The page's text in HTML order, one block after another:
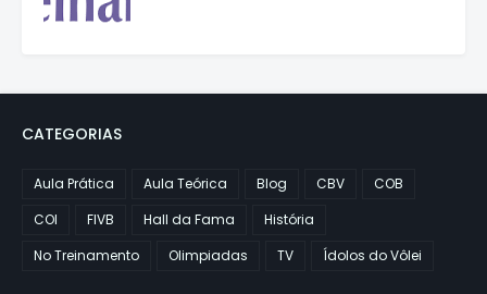
CATEGORIAS
Aula Prática Aula Teórica Blog CBV
COB
COI
FIVB Hall da Fama
História
No Treinamento
Olimpiadas TV Ídolos do Vôlei